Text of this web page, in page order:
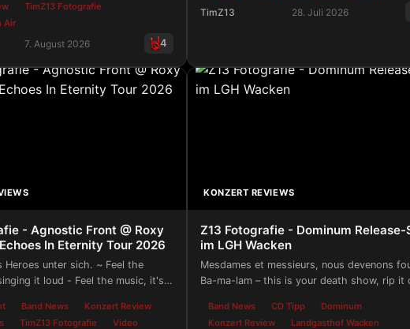
TimZ13 Fotografie
Air
7. August 2026 4
- Das war das Wacken Open Air 2026 - Mein persönliches
TimZ13 28. Juli 2026
- Agnostic Front @ Roxy
In Eternity Tour 2026
Heroes unter sich. ~ Feel the
it loud - Feel the music, it's
Band News
Konzert Review
TimZ13 Fotografie Video
KONZERT REVIEWS
Z13 Fotografie - Dominum Release-
im LGH Wacken
Mesdames et messieurs, nous devenons
Ba-ma-lam – this is your death show, rip it
Band News CD Tipp
Dominum
Konzert Review
Landgasthof Wacken